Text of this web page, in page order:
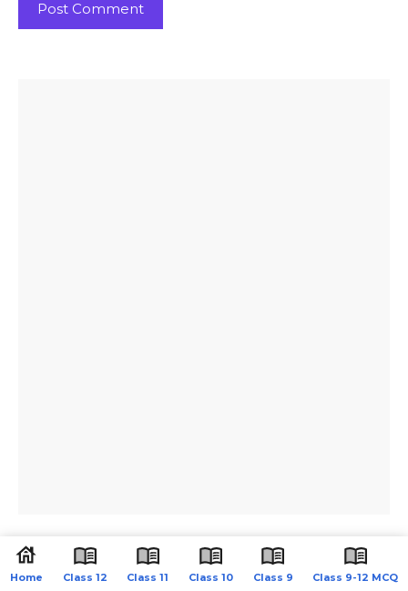
Home Class 12 Class 11 Class 10 Class 9 Class 9-12 MCQ
Latest Update